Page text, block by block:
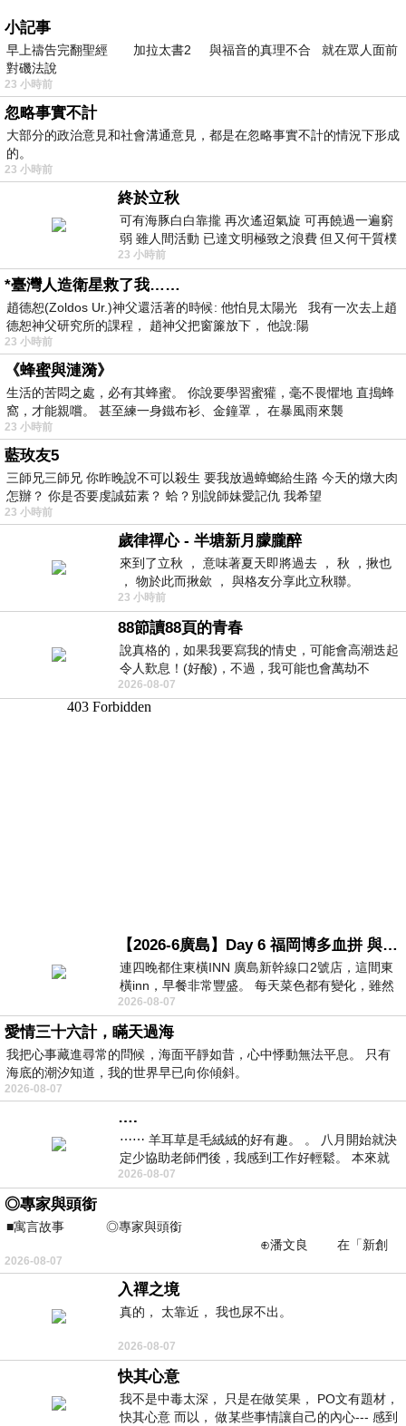
小記事
早上禱告完翻聖經 加拉太書2 與福音的真理不合 就在眾人面前
對磯法說
23 小時前
忽略事實不計
大部分的政治意見和社會溝通意見，都是在忽略事實不計的情況下形成
的。
23 小時前
終於立秋
可有海豚白白靠攏 再次遙迢氣旋 可再饒過一遍窮
弱 雖人間活動 已達文明極致之浪費 但又何干質樸
者 只能白白陪葬
23 小時前
*臺灣人造衛星救了我……
趙德恕(Zoldos Ur.)神父還活著的時候: 他怕見太陽光 我有一次去上趙
德恕神父研究所的課程， 趙神父把窗簾放下， 他說:陽
23 小時前
《蜂蜜與漣漪》
生活的苦悶之處，必有其蜂蜜。 你說要學習蜜獾，毫不畏懼地 直搗蜂
窩，才能親嚐。 甚至練一身鐵布衫、金鐘罩， 在暴風雨來襲
23 小時前
藍玫友5
三師兄三師兄 你昨晚說不可以殺生 要我放過蟑螂給生路 今天的燉大肉
怎辦？ 你是否要虔誠茹素？ 蛤？別說師妹愛記仇 我希望
23 小時前
歲律禪心 - 半塘新月朦朧醉
來到了立秋 ， 意味著夏天即將過去 ， 秋 ，揪也
， 物於此而揪歛 ， 與格友分享此立秋聯。
23 小時前
88節讀88頁的青春
說真格的，如果我要寫我的情史，可能會高潮迭起
令人歎息！(好酸)，不過，我可能也會萬劫不
復...，每天跪鍵盤還是被判了花心的罪
2026-08-07
【2026-6廣島】Day 6 福岡博多血拼 與機場接送少年司機深夜對談
連四晚都住東橫INN 廣島新幹線口2號店，這間東
橫inn，早餐非常豐盛。 每天菜色都有變化，雖然
看到工作人員拿出料理包加熱，但
2026-08-07
愛情三十六計，瞞天過海
我把心事藏進尋常的問候，海面平靜如昔，心中悸動無法平息。 只有
海底的潮汐知道，我的世界早已向你傾斜。
2026-08-07
….
⋯⋯ 羊耳草是毛絨絨的好有趣。 。 八月開始就決
定少協助老師們後，我感到工作好輕鬆。 本來就
不是我的工作啊。 真
2026-08-07
◎專家與頭銜
■寓言故事 ◎專家與頭銜
⊕潘文良 在「新創
之谷」裡——
2026-08-07
入禪之境
真的， 太靠近， 我也尿不出。
2026-08-07
快其心意
我不是中毒太深， 只是在做笑果， PO文有題材，
快其心意 而以， 做某些事情讓自己的內心--- 感到